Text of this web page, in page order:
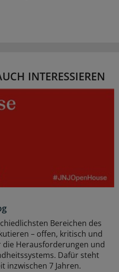
INTERESSIEREN
Bereichen des
– offen, kritisch und
Herausforderungen und
Dafür steht
inzwischen 7 Jahren.